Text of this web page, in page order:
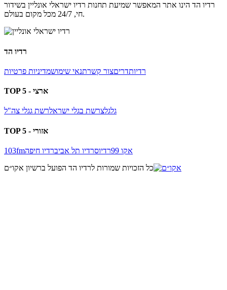
רדיו הד הינו אתר המאפשר שמיעת תחנות רדיו ישראלי אונליין בשידור
חי, 24/7 מכל מקום בעולם.
רדיו הד
רדיותדריםצור קשרתנאי שימושמדיניות פרטיות
TOP 5 - ארצי
גלגלצרשת בגלי ישראלרשת גגלי צה"ל
TOP 5 - אזורי
103fm אקו 99 רדיוסרדיו תל אביברדיו חיפה
כל הזכויות שמורות לרדיו הד הפועל ברשיון אקו״ם